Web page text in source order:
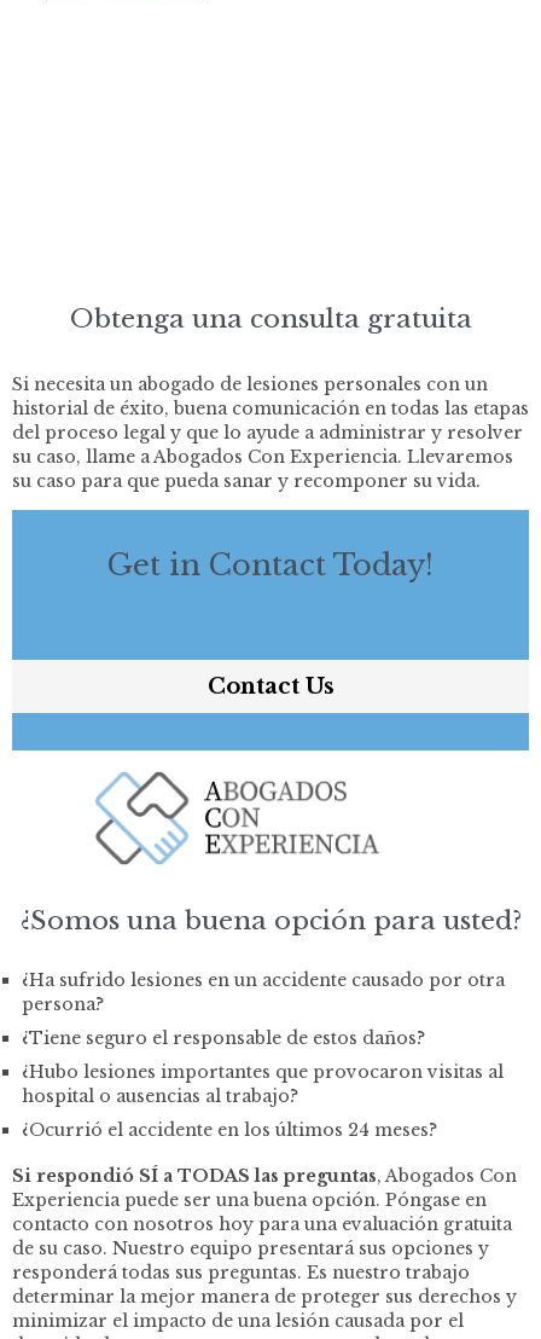
Obtenga una consulta gratuita
Si necesita un abogado de lesiones personales con un
historial de éxito, buena comunicación en todas las etapas
del proceso legal y que lo ayude a administrar y resolver
su caso, llame a Abogados Con Experiencia. Llevaremos
su caso para que pueda sanar y recomponer su vida.
Get in Contact Today!
Contact Us
¿Somos una buena opción para usted?
¿Ha sufrido lesiones en un accidente causado por otra
persona?
¿Tiene seguro el responsable de estos daños?
¿Hubo lesiones importantes que provocaron visitas al
hospital o ausencias al trabajo?
¿Ocurrió el accidente en los últimos 24 meses?
Si respondió SÍ a TODAS las preguntas, Abogados Con
Experiencia puede ser una buena opción. Póngase en
contacto con nosotros hoy para una evaluación gratuita
de su caso. Nuestro equipo presentará sus opciones y
responderá todas sus preguntas. Es nuestro trabajo
determinar la mejor manera de proteger sus derechos y
minimizar el impacto de una lesión causada por el